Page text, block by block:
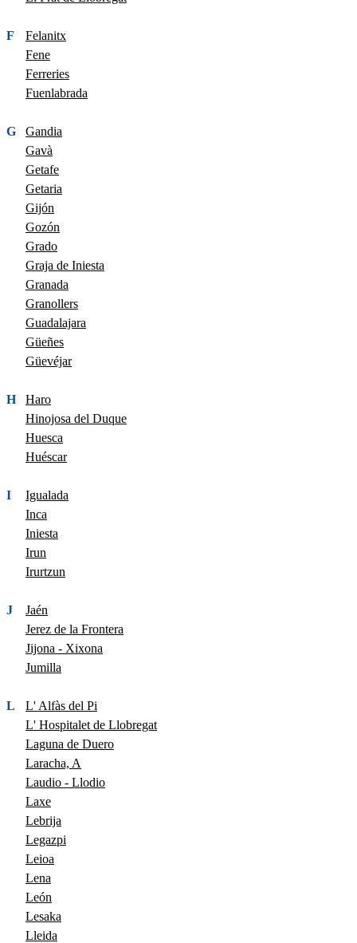
F
Felanitx
Fene
Ferreries
Fuenlabrada
G
Gandia
Gavà
Getafe
Getaria
Gijón
Gozón
Grado
Graja de Iniesta
Granada
Granollers
Guadalajara
Güeñes
Güevéjar
H
Haro
Hinojosa del Duque
Huesca
Huéscar
I
Igualada
Inca
Iniesta
Irun
Irurtzun
J
Jaén
Jerez de la Frontera
Jijona - Xixona
Jumilla
L
L' Alfàs del Pi
L' Hospitalet de Llobregat
Laguna de Duero
Laracha, A
Laudio - Llodio
Laxe
Lebrija
Legazpi
Leioa
Lena
León
Lesaka
Lleida